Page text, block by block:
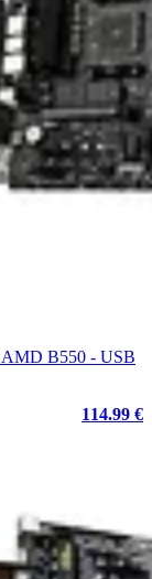
AMD B550 - USB
114.99 €